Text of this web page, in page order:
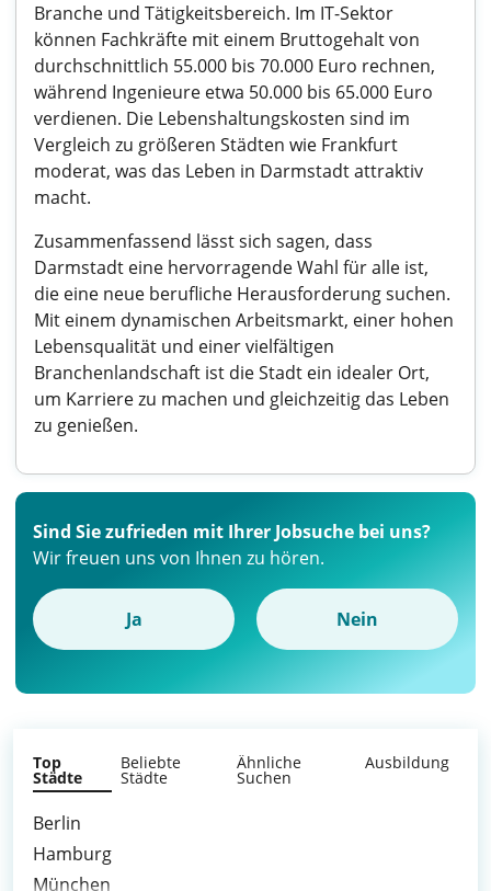
Branche und Tätigkeitsbereich. Im IT-Sektor
können Fachkräfte mit einem Bruttogehalt von
durchschnittlich 55.000 bis 70.000 Euro rechnen,
während Ingenieure etwa 50.000 bis 65.000 Euro
verdienen. Die Lebenshaltungskosten sind im
Vergleich zu größeren Städten wie Frankfurt
moderat, was das Leben in Darmstadt attraktiv
macht.
Zusammenfassend lässt sich sagen, dass
Darmstadt eine hervorragende Wahl für alle ist,
die eine neue berufliche Herausforderung suchen.
Mit einem dynamischen Arbeitsmarkt, einer hohen
Lebensqualität und einer vielfältigen
Branchenlandschaft ist die Stadt ein idealer Ort,
um Karriere zu machen und gleichzeitig das Leben
zu genießen.
Sind Sie zufrieden mit Ihrer Jobsuche bei uns?
Wir freuen uns von Ihnen zu hören.
Ja Nein
Top
Städte
Beliebte
Städte
Ähnliche
Suchen
Ausbildung
Berlin
Hamburg
München